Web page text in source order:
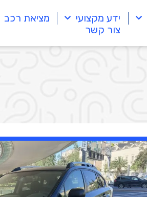
ידע מקצועי
מציאת רכב
צור קשר